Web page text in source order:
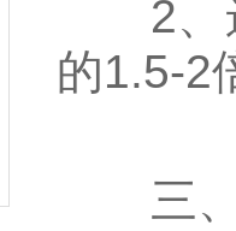
2、运
的1.5-2
三、